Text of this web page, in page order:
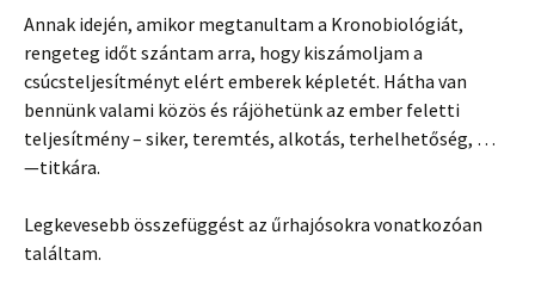
Annak idején, amikor megtanultam a Kronobiológiát,
rengeteg időt szántam arra, hogy kiszámoljam a
csúcsteljesítményt elért emberek képletét. Hátha van
bennünk valami közös és rájöhetünk az ember feletti
teljesítmény – siker, teremtés, alkotás, terhelhetőség, …
—titkára.
Legkevesebb összefüggést az űrhajósokra vonatkozóan
találtam.